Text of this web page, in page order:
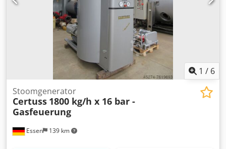
1 / 6
Essen 139 km
Stoomgenerator
Certuss 1800 kg/h x 16 bar -
Gasfeuerung